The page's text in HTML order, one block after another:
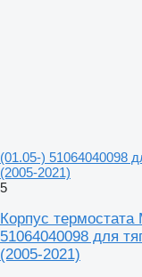
(01.05-) 51064040098
(2005-2021)
5
Корпус термостата
51064040098 для
(2005-2021)